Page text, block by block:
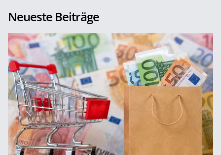
Neueste Beiträge